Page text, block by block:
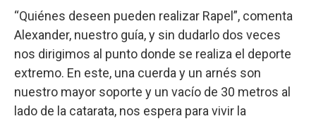
“Quiénes deseen pueden realizar Rapel”, comenta
Alexander, nuestro guía, y sin dudarlo dos veces
nos dirigimos al punto donde se realiza el deporte
extremo. En este, una cuerda y un arnés son
nuestro mayor soporte y un vacío de 30 metros al
lado de la catarata, nos espera para vivir la